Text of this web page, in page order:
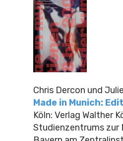
Chris Dercon und
Made in Munich:
Köln: Verlag Walther
Studienzentrums zur